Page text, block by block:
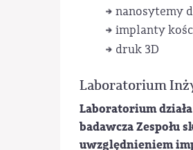
nanosytemy
implanty
druk 3D
Laboratorium
Laboratorium
badawcza
uwzględnieniem